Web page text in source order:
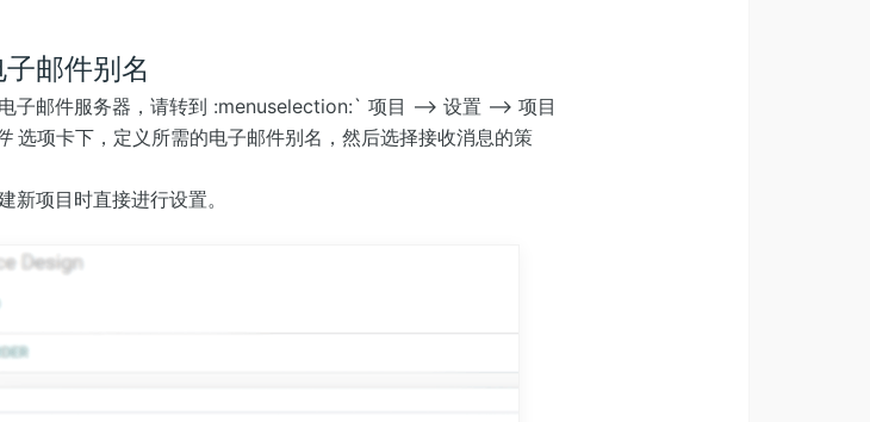
邮件别名
子邮件服务器，请转到 :menuselection:` 项目 –> 设置 –> 项目
选项卡下，定义所需的电子邮件别名，然后选择接收消息的策
新项目时直接进行设置。